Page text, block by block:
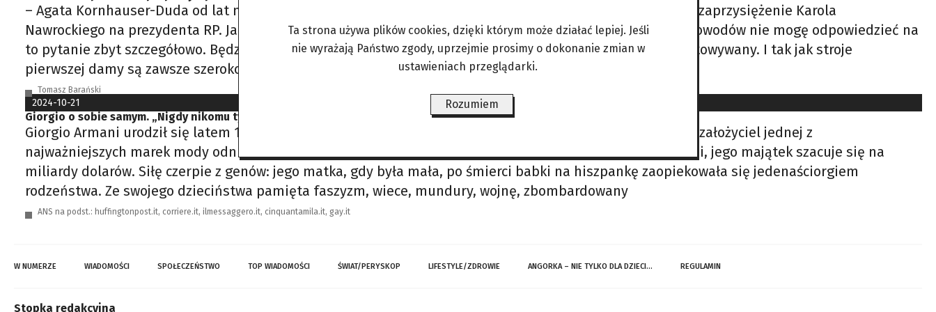
– Agata Kornhauser-Duda od lat nosi zaprojektowane przez panią stroje. 6 sierpnia odbędzie się w Sejmie zaprzysiężenie Karola
Nawrockiego na prezydenta RP. Jak tego dnia będzie ubrana ustępująca pierwsza dama? – Z wiadomych powodów nie mogę odpowiedzieć na
to pytanie zbyt szczegółowo. Będzie to strój, nad którym obie długo pracowałyśmy. Jest on obecnie przygotowywany. I tak jak stroje
pierwszej damy są zawsze szeroko komentowane i oceniane, tak
Tomasz Barański
2024-10-21
Giorgio o sobie samym. „Nigdy nikomu tych rzeczy nie mówiłem”
Giorgio Armani urodził się latem 1934 w Piacenzy. Dziś jego nazwisko jest znane wszędzie. Włoski stylista i założyciel jednej z
najważniejszych marek mody odniósł sukces artystyczny i biznesowy, jest na podium najbogatszych w Italii, jego majątek szacuje się na
miliardy dolarów. Siłę czerpie z genów: jego matka, gdy była mała, po śmierci babki na hiszpankę zaopiekowała się jedenaściorgiem
rodzeństwa. Ze swojego dzieciństwa pamięta faszyzm, wiece, mundury, wojnę, zbombardowany
ANS na podst.: huffingtonpost.it, corriere.it, ilmessaggero.it, cinquantamila.it, gay.it
W NUMERZE WIADOMOŚCI SPOŁECZEŃSTWO TOP WIADOMOŚCI ŚWIAT/PERYSKOP LIFESTYLE/ZDROWIE ANGORKA – NIE TYLKO DLA DZIECI… REGULAMIN
Stopka redakcyjna
Ta strona używa plików cookies, dzięki którym może działać lepiej. Jeśli
nie wyrażają Państwo zgody, uprzejmie prosimy o dokonanie zmian w
ustawieniach przeglądarki.
Rozumiem